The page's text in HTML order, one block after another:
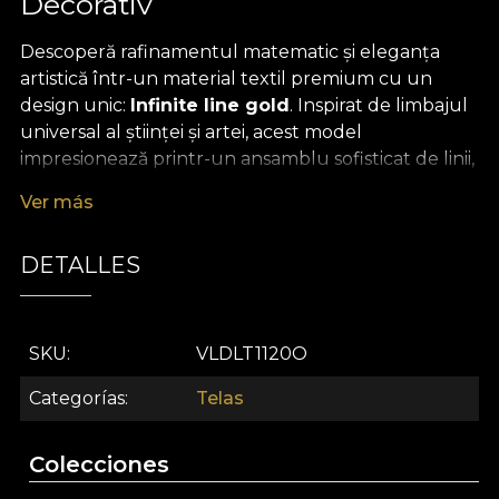
Descoperă rafinamentul matematic și eleganța
artistică într-un material textil premium cu un
design unic: Infinite line gold . Inspirat de limbajul
universal al științei și artei, acest model
impresionează printr-un ansamblu sofisticat de linii,
toate împletite cu accente aurii de excepție.
transformă orice spațiu într-o oază de inspirație și
creativitate, aducând în decor o notă subtilă de
Versatilitatea acestui material textil decorativ îl
recomandă pentru nenumărate aplicații în
designul interior contemporan. Indiferent dacă
tapițerie de mobilier statement, perne decorative
Ver más
DETALLES
SKU VLDLT1120O
Categorías Telas
Colecciones